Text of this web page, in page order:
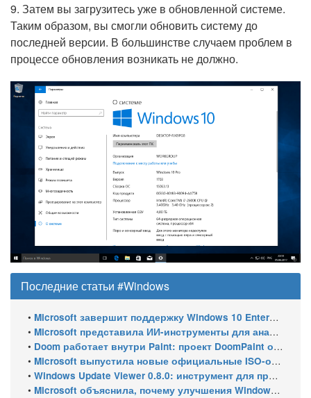
9. Затем вы загрузитесь уже в обновленной системе.
Таким образом, вы смогли обновить систему до
последней версии. В большинстве случаем проблем в
процессе обновления возникать не должно.
Последние статьи #Windows
• Microsoft завершит поддержку Windows 10 Enterprise LTSC 2021 в январе 2027 года. ESU продлят обновления до января 2030 года
• Microsoft представила ИИ-инструменты для анализа производительности Windows: ETW MCP и WPA MCP
• Doom работает внутри Paint: проект DoomPaint от технического директора Microsoft Azure
• Microsoft выпустила новые официальные ISO-образы Windows 11 для инсайдеров
• Windows Update Viewer 0.8.0: инструмент для просмотра истории обновлений Windows 11 и Windows 10 получил улучшения
• Microsoft объяснила, почему улучшения Windows 11 выходят так медленно